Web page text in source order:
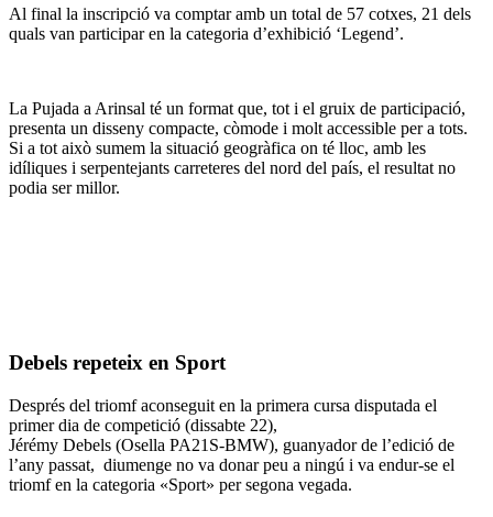
Al final la inscripció va comptar amb un total de 57 cotxes, 21 dels
quals van participar en la categoria d’exhibició ‘Legend’.
La Pujada a Arinsal té un format que, tot i el gruix de participació,
presenta un disseny compacte, còmode i molt accessible per a tots.
Si a tot això sumem la situació geogràfica on té lloc, amb les
idíliques i serpentejants carreteres del nord del país, el resultat no
podia ser millor.
Debels repeteix en Sport
Després del triomf aconseguit en la primera cursa disputada el
primer dia de competició (dissabte 22),
Jérémy Debels (Osella PA21S-BMW), guanyador de l’edició de
l’any passat, diumenge no va donar peu a ningú i va endur-se el
triomf en la categoria «Sport» per segona vegada.